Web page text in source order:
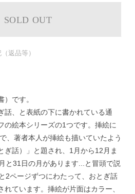
SOLD OUT
返品等）
です。
話、と表紙の下に書かれている通
の絵本シリーズの1つです。挿絵に
、著者本人が挿絵も描いていたよう
ぎ話）」と題され、1月から12月ま
と31日の月があります...と冒頭で説
2ページずつにわたって、おとぎ話
ています。挿絵が片面はカラー、